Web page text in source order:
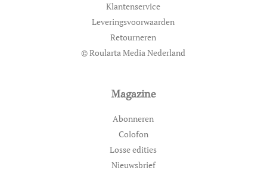
Klantenservice
Leveringsvoorwaarden
Retourneren
© Roularta Media Nederland
Magazine
Abonneren
Colofon
Losse edities
Nieuwsbrief